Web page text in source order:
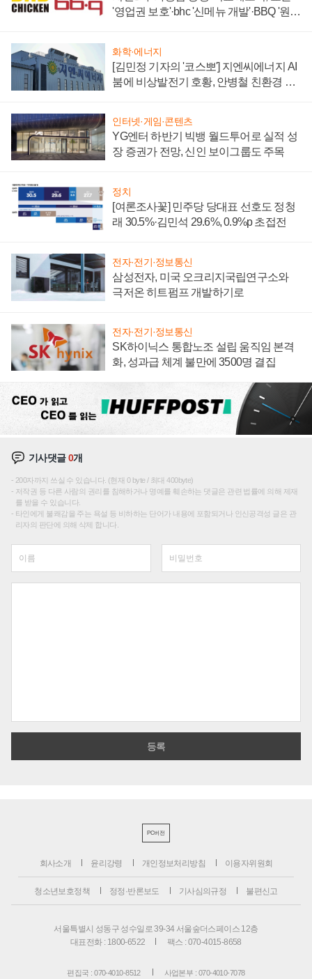
'영업권 보호'·bhc '신메뉴 개발'·BBQ '원가
화학·에너지
[김민정 기자의 '코스뽀'] 지엔씨에너지 AI
붐에 비상발전기 호황, 안병철 친환경 에
인터넷·게임·콘텐츠
YG엔터 하반기 빅뱅 월드투어로 실적 성
장 증권가 전망, 신인 보이그룹도 주목
정치
[여론조사꽃] 민주당 당대표 선호도 정청
래 30.5%·김민석 29.6%, 0.9%p 초접전
전자·전기·정보통신
삼성전자, 미국 오크리지국립연구소와
극저온 히트펌프 개발하기로
전자·전기·정보통신
SK하이닉스 통합노조 설립 움직임 본격
화, 성과급 체계 불만에 3500명 결집
기사댓글0개
200자까지 쓰실 수 있습니다. (현재 0 byte / 최대 400byte)
저작권 등 다른 사람의 권리를 침해하거나 명예를 훼손하는 댓글은 관련 법률에 의해 제재
를 받을 수 있습니다.
타인에게 불쾌감을 주는 욕설 등 비하하는 단어가 내용에 포함되거나 인신공격성 글은 관
리자의 판단에 의해 삭제 합니다.
PC버전
회사소개 윤리강령 개인정보처리방침 이용자위원회
청소년보호정책 정정·반론보도 기사심의규정 불편신고
서울특별시 성동구 성수일로 39-34 서울숲더스페이스 12층
대표전화 : 1800-6522
팩스 : 070-4015-8658
편집국 : 070-4010-8512 사업본부 : 070-4010-7078